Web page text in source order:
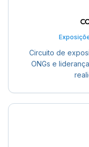
Circuito de
ONGs e